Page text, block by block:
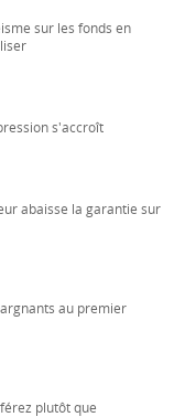
sur les fonds en
s'accroît
abaisse la garantie sur
au premier
plutôt que